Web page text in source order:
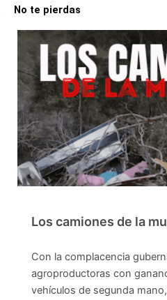
No te pierdas
Los camiones de la
Con la complacencia
agroproductoras con
vehículos de segunda